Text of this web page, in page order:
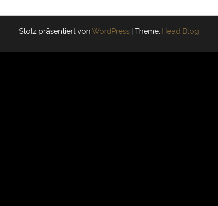
Stolz präsentiert von WordPress | Theme: Head Blog